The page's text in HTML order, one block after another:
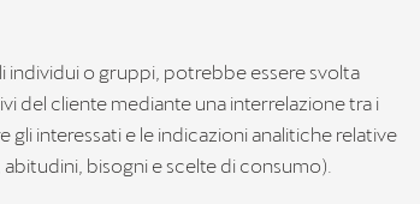
individui o gruppi, potrebbe essere svolta
del cliente mediante una interrelazione tra i
interessati e le indicazioni analitiche relative
bisogni e scelte di consumo).